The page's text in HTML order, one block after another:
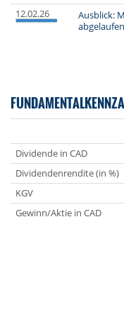
12.02.26
Ausblick:
Dividende in CAD
Dividendenrendite (in %)
KGV
Gewinn/Aktie in CAD